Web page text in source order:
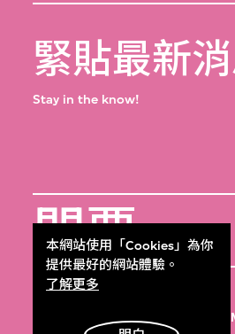
本網站使用「Cookies」為你
提供最好的網站體驗。
了解更多
緊貼最新消
Stay in the know!
門票 Get Tickets
M+雜誌